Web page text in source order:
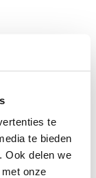
te
te bieden
Ook delen we
onze